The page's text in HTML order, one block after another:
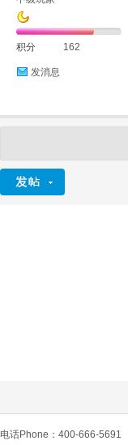
积分 162
发消息
电话Phone：400-666-5691